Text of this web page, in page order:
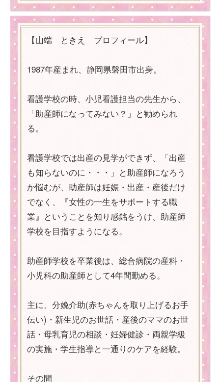
【山端 ときえ プロフィール】
1987年産まれ、静岡県磐田市出身。
看護学校の時、小児看護担当の先生から、
「助産師になってみない？」と勧められ
る。
看護学校では出産の見学ができず、「出産
も知らないのに・・・」と助産師になろう
か悩むが、助産師は妊娠・出産・産後だけ
でなく、『女性の一生をサポートする職
業』ということを知り感銘をうけ、助産師
学校を目指すようになる。
助産師学校を卒業後は、総合病院の産科・
小児科の助産師として4年間勤める。
主に、分娩介助(赤ちゃんを取り上げるお手
伝い)・新生児のお世話・産後のママのお世
話・母乳育児の相談・妊婦健診・両親学級
の実施・学生指導と一通りのケアを経験。
その間